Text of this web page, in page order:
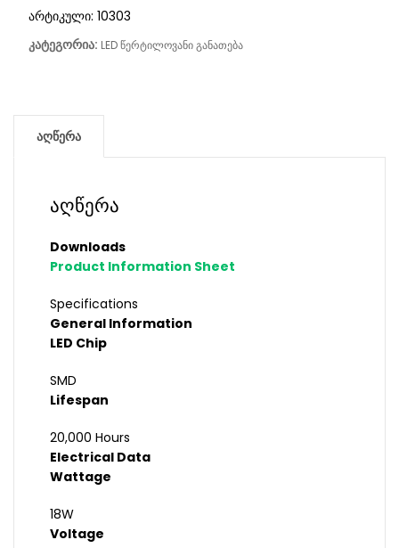
არტიკული: 10303
კატეგორია: LED წერტილოვანი განათება
აღწერა
აღწერა
Downloads
Product Information Sheet
Specifications
General Information
LED Chip
SMD
Lifespan
20,000 Hours
Electrical Data
Wattage
18W
Voltage